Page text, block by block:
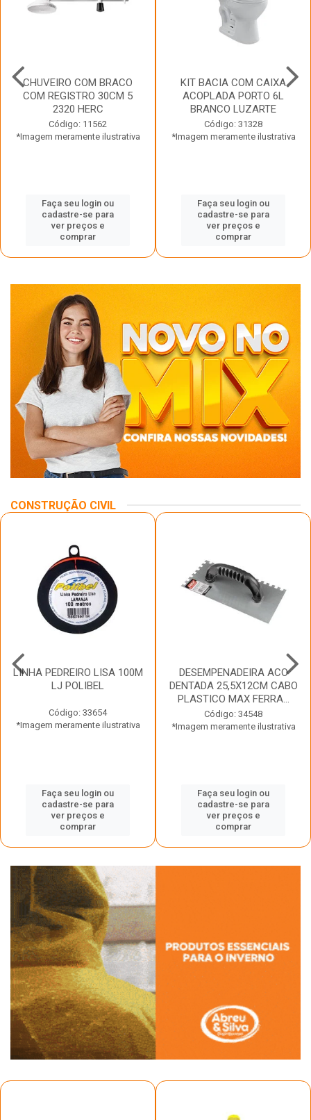
CHUVEIRO COM BRACO
COM REGISTRO 30CM 5
2320 HERC
Código: 11562
*Imagem meramente ilustrativa
Faça seu login ou
cadastre-se para
ver preços e
comprar
KIT BACIA COM CAIXA
ACOPLADA PORTO 6L
BRANCO LUZARTE
Código: 31328
*Imagem meramente ilustrativa
Faça seu login ou
cadastre-se para
ver preços e
comprar
CONSTRUÇÃO CIVIL
LINHA PEDREIRO LISA 100M
LJ POLIBEL
Código: 33654
*Imagem meramente ilustrativa
Faça seu login ou
cadastre-se para
ver preços e
comprar
DESEMPENADEIRA ACO
DENTADA 25,5X12CM CABO
PLASTICO MAX FERRA...
Código: 34548
*Imagem meramente ilustrativa
Faça seu login ou
cadastre-se para
ver preços e
comprar